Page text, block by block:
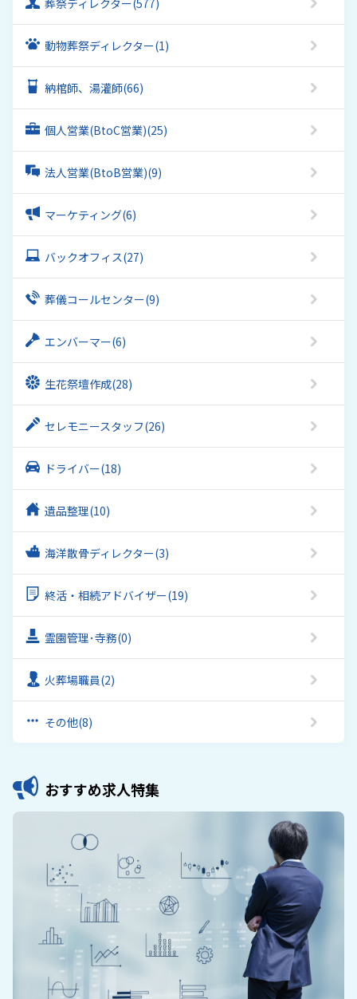
動物葬祭ディレクター(1)
納棺師、湯灌師(66)
個人営業(BtoC営業)(25)
法人営業(BtoB営業)(9)
マーケティング(6)
バックオフィス(27)
葬儀コールセンター(9)
エンバーマー(6)
生花祭壇作成(28)
セレモニースタッフ(26)
ドライバー(18)
遺品整理(10)
海洋散骨ディレクター(3)
終活・相続アドバイザー(19)
霊園管理･寺務(0)
火葬場職員(2)
その他(8)
おすすめ求人特集